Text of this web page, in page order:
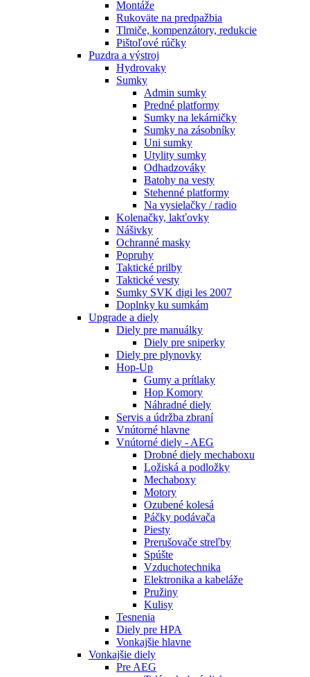
Montáže
Rukoväte na predpažbia
Tlmiče, kompenzátory, redukcie
Pištoľové rúčky
Puzdra a výstroj
Hydrovaky
Sumky
Admin sumky
Predné platformy
Sumky na lekárničky
Sumky na zásobníky
Uni sumky
Utylity sumky
Odhadzováky
Batohy na vesty
Stehenné platformy
Na vysielačky / radio
Kolenačky, lakťovky
Nášivky
Ochranné masky
Popruhy
Taktické prilby
Taktické vesty
Sumky SVK digi les 2007
Doplnky ku sumkám
Upgrade a diely
Diely pre manuálky
Diely pre sniperky
Diely pre plynovky
Hop-Up
Gumy a prítlaky
Hop Komory
Náhradné diely
Servis a údržba zbraní
Vnútorné hlavne
Vnútorné diely - AEG
Drobné diely mechaboxu
Ložiská a podložky
Mechaboxy
Motory
Ozubené kolesá
Páčky podávača
Piesty
Prerušovače streľby
Spúšte
Vzduchotechnika
Elektronika a kabeláže
Pružiny
Kulisy
Tesnenia
Diely pre HPA
Vonkajšie hlavne
Vonkajšie diely
Pre AEG